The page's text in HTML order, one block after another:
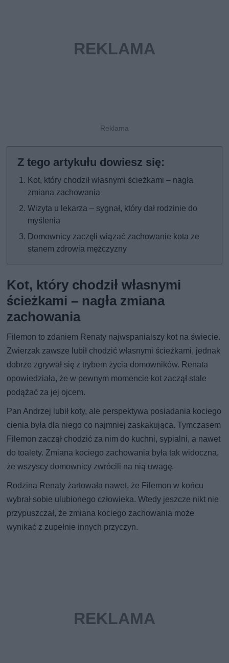
Kot, który chodził własnymi ścieżkami – nagła
zmiana zachowania
Wizyta u lekarza – sygnał, który dał rodzinie do
myślenia
Domownicy zaczęli wiązać zachowanie kota ze
stanem zdrowia mężczyzny
Kot, który chodził własnymi
ścieżkami – nagła zmiana
zachowania
Filemon to zdaniem Renaty najwspanialszy kot na świecie.
Zwierzak zawsze lubił chodzić własnymi ścieżkami, jednak
dobrze zgrywał się z trybem życia domowników. Renata
opowiedziała, że w pewnym momencie kot zaczął stale
podążać za jej ojcem.
Pan Andrzej lubił koty, ale perspektywa posiadania kociego
cienia była dla niego co najmniej zaskakująca. Tymczasem
Filemon zaczął chodzić za nim do kuchni, sypialni, a nawet
do toalety. Zmiana kociego zachowania była tak widoczna,
że wszyscy domownicy zwrócili na nią uwagę.
Rodzina Renaty żartowała nawet, że Filemon w końcu
wybrał sobie ulubionego człowieka. Wtedy jeszcze nikt nie
przypuszczał, że zmiana kociego zachowania może
wynikać z zupełnie innych przyczyn.